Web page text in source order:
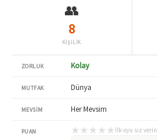
👥
8
KİŞİLİK
ZORLUK Kolay
MUTFAK Dünya
MEVSIM Her Mevsim
PUAN ★ ★ ★ ★ ★ İlk oyu siz verin